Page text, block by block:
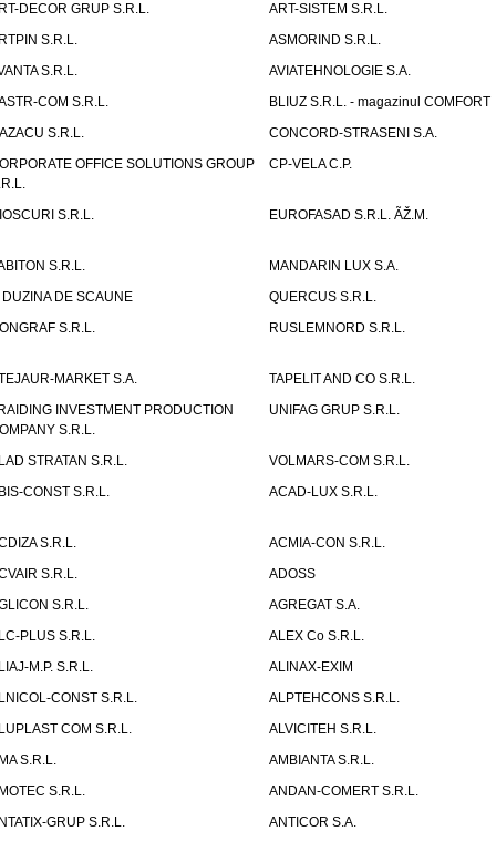
DECOR GRUP S.R.L.
ART-SISTEM S.R.L.
S.R.L.
ASMORIND S.R.L.
S.R.L.
AVIATEHNOLOGIE S.A.
COM S.R.L.
BLIUZ S.R.L. - magazinul COMFORT
S.R.L.
CONCORD-STRASENI S.A.
OFFICE SOLUTIONS GROUP
CP-VELA C.P.
S.R.L. EUROFASAD S.R.L. ÃŽ.M.
S.R.L.
MANDARIN LUX S.A.
DUZINA DE SCAUNE
QUERCUS S.R.L.
S.R.L.
RUSLEMNORD S.R.L.
MARKET S.A.
TAPELIT AND CO S.R.L.
INVESTMENT PRODUCTION
S.R.L.
UNIFAG GRUP S.R.L.
STRATAN S.R.L.
VOLMARS-COM S.R.L.
CONST S.R.L.
ACAD-LUX S.R.L.
S.R.L.
ACMIA-CON S.R.L.
S.R.L.
ADOSS
S.R.L.
AGREGAT S.A.
PLUS S.R.L.
ALEX Co S.R.L.
M.P. S.R.L.
ALINAX-EXIM
CONST S.R.L.
ALPTEHCONS S.R.L.
COM S.R.L.
ALVICITEH S.R.L.
S.R.L.
AMBIANTA S.R.L.
S.R.L.
ANDAN-COMERT S.R.L.
GRUP S.R.L.
ANTICOR S.A.